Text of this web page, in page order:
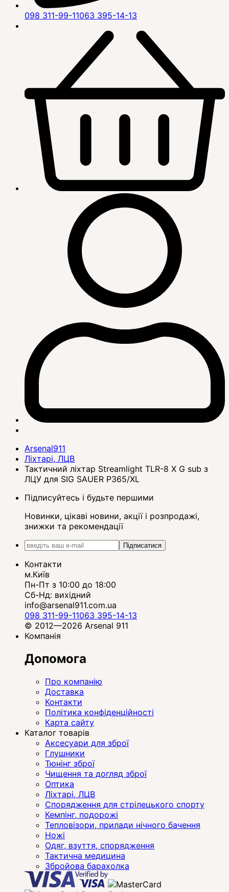
098 311-99-11063 395-14-13
Arsenal911
Ліхтарі, ЛЦВ
Тактичний ліхтар Streamlight TLR-8 X G sub з
ЛЦУ для SIG SAUER P365/XL
Підписуйтесь і будьте першими
Новинки, цікаві новини, акції і розпродажі,
знижки та рекомендації
Підписатися
Контакти
м.Київ
Пн-Пт з 10:00 до 18:00
Сб-Нд: вихідний
info@arsenal911.com.ua
098 311-99-11063 395-14-13
© 2012—2026 Arsenal 911
Компанія
Допомога
Про компанію
Доставка
Контакти
Політика конфіденційності
Карта сайту
Каталог товарів
Аксесуари для зброї
Глушники
Тюнінг зброї
Чищення та догляд зброї
Оптика
Ліхтарі, ЛЦВ
Спорядження для стрілецького спорту
Кемпінг, подорожі
Тепловізори, прилади нічного бачення
Ножі
Одяг, взуття, спорядження
Тактична медицина
Збройова барахолка